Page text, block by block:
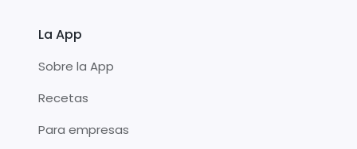
La App
Sobre la App
Recetas
Para empresas